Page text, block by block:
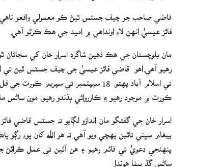
قاضي صاحب جو چيف جسٽس ٿيڻ ڪو معمولي واقعو
فائز عيسيٰ انهن لاءِ اونداهي ۾ اميد جي هڪ ڪرڻو آهي.
مان بلوچستان جي هڪ ذهين شاگرد اسرار خان کي
رهيو آهي.اھو قاضي فائز عيسيٰ جي چيف جسٽس ٿيڻ تي
تي اسلام آباد پهتو. 18 سيپٽمبر تي
ڪورٽ ۾ موجود رهيو ۽ ڪارروائي ٻڌندو رهيو، مون ساڻس
اسرار خان جي گفتگو مان اندازو لڳايو ته جسٽس
پيغام سڀني تائين پهچي ويو آهي ته هو الله کان پوءِ
پنهنجي دعويٰ تي قائم رهيو ۽ ھن آئين تي عمل ڪرائڻ
ساڻس گڏ بيٺا هوندا.